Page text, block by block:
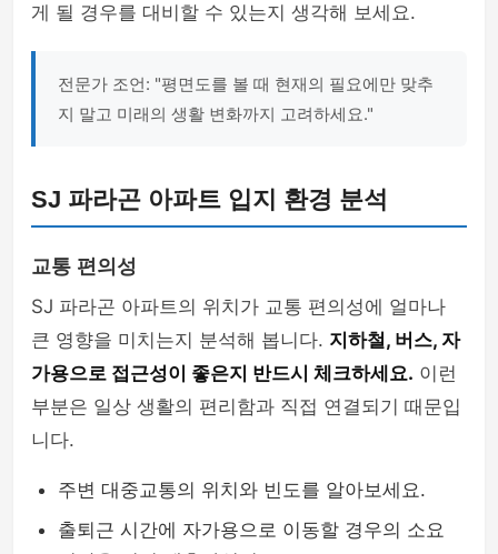
게 될 경우를 대비할 수 있는지 생각해 보세요.
전문가 조언: "평면도를 볼 때 현재의 필요에만 맞추
지 말고 미래의 생활 변화까지 고려하세요."
SJ 파라곤 아파트 입지 환경 분석
교통 편의성
SJ 파라곤 아파트의 위치가 교통 편의성에 얼마나
큰 영향을 미치는지 분석해 봅니다. 지하철, 버스, 자
가용으로 접근성이 좋은지 반드시 체크하세요. 이런
부분은 일상 생활의 편리함과 직접 연결되기 때문입
니다.
주변 대중교통의 위치와 빈도를 알아보세요.
출퇴근 시간에 자가용으로 이동할 경우의 소요